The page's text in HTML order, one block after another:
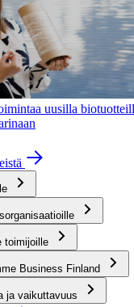
uusilla
toimijoille
Business Finland
ja vaikuttavuus